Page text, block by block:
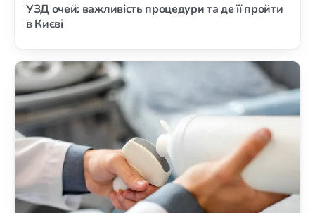
УЗД очей: важливість процедури та де її пройти
в Києві